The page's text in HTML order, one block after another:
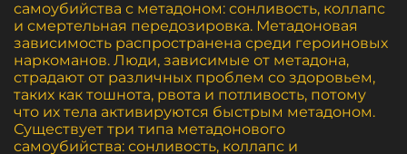
самоубийства с метадоном: сонливость, коллапс
и смертельная передозировка. Метадоновая
зависимость распространена среди героиновых
наркоманов. Люди, зависимые от метадона,
страдают от различных проблем со здоровьем,
таких как тошнота, рвота и потливость, потому
что их тела активируются быстрым метадоном.
Существует три типа метадонового
самоубийства: сонливость, коллапс и